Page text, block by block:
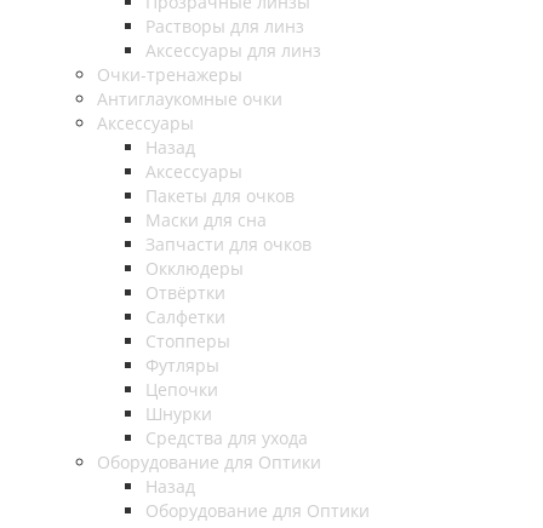
Растворы для линз
Аксессуары для линз
Очки-тренажеры
Антиглаукомные очки
Аксессуары
Назад
Аксессуары
Пакеты для очков
Маски для сна
Запчасти для очков
Окклюдеры
Отвёртки
Салфетки
Стопперы
Футляры
Цепочки
Шнурки
Средства для ухода
Оборудование для Оптики
Назад
Оборудование для Оптики